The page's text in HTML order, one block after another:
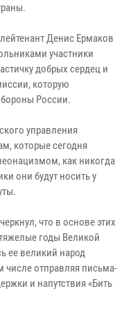
Денис Ермаков
участники
добрых сердец и
которую
России.
управления
которые сегодня
как никогда
они будут носить у
что в основе этих
годы Великой
ее великий народ
числе отправляя письма-
и напутствия «Бить